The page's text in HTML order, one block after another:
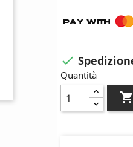

Quantità
